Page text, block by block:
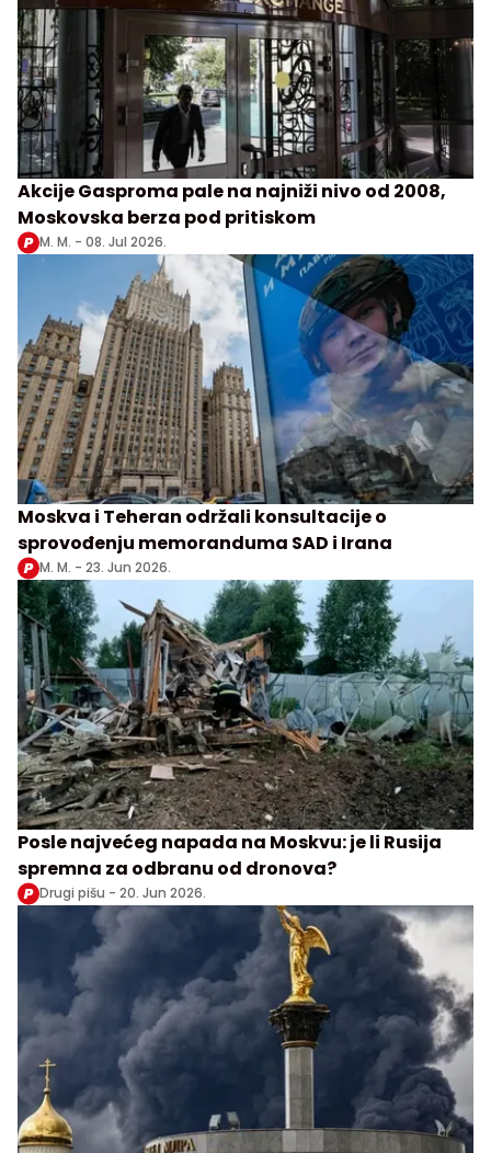
Akcije Gasproma pale na najniži nivo od 2008,
Moskovska berza pod pritiskom
M. M. - 08. Jul 2026.
Moskva i Teheran održali konsultacije o
sprovođenju memoranduma SAD i Irana
M. M. - 23. Jun 2026.
Posle najvećeg napada na Moskvu: je li Rusija
spremna za odbranu od dronova?
Drugi pišu - 20. Jun 2026.